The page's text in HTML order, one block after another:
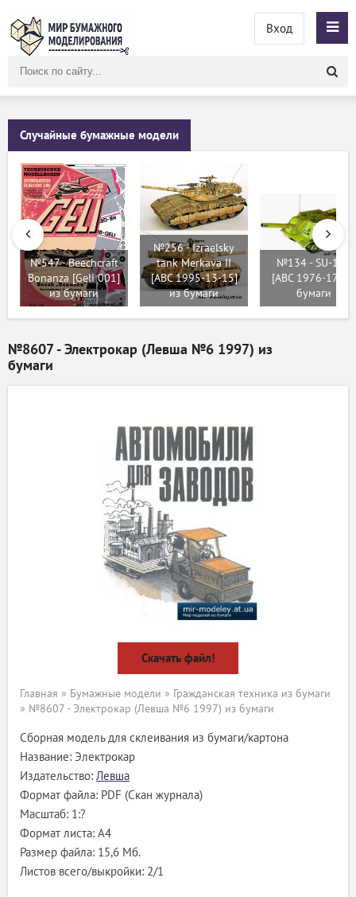
сайту
Вход
Случайные бумажные модели
№547 - Beechcraft
Bonanza [Geli 001]
из бумаги
№256 - Izraelsky
tank Merkava II
[ABC 1995-13-15]
из бумаги
№134 - SU-152
[ABC 1976-17] из
бумаги
№8607 - Электрокар (Левша №6 1997) из
бумаги
Скачать файл!
Главная » Бумажные модели » Гражданская техника из бумаги
» №8607 - Электрокар (Левша №6 1997) из бумаги
Сборная модель для склеивания из бумаги/картона
Название: Электрокар
Издательство: Левша
Формат файла: PDF (Скан журнала)
Масштаб: 1:?
Формат листа: А4
Размер файла: 15,6 Мб.
Листов всего/выкройки: 2/1